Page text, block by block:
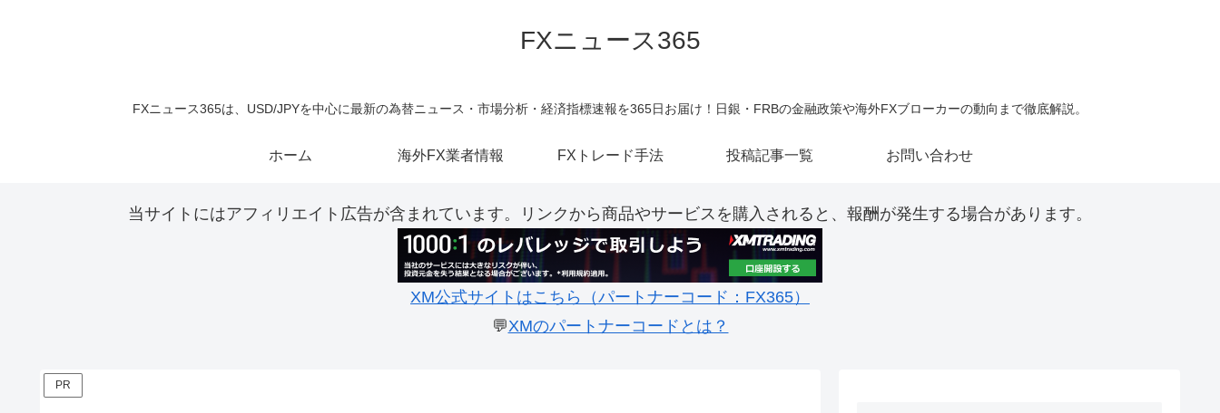
FXニュース365
FXニュース365は、USD/JPYを中心に最新の為替ニュース・市場分析・経済指標速報を365日お届け！日銀・FRBの金融政策や海外FXブローカーの動向まで徹底解説。
ホーム 海外FX業者情報 FXトレード手法 投稿記事一覧 お問い合わせ
当サイトにはアフィリエイト広告が含まれています。リンクから商品やサービスを購入されると、報酬が発生する場合があります。
XM公式サイトはこちら（パートナーコード：FX365）
💬XMのパートナーコードとは？
PR